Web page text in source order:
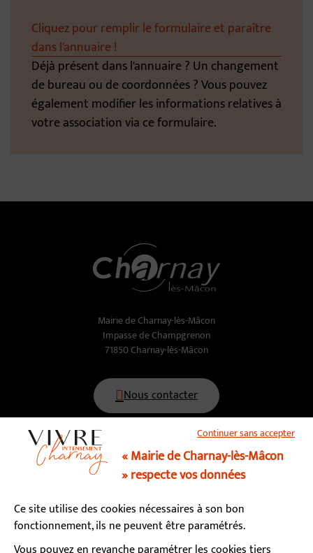
Cliquez pour remplir le formulaire et paraître
dans l'annuaire !
Déjà présent dans l'annuaire ? Un changement
de bureau ou de coordonnées ? Vous pouvez
également modifier les informations relatives à
votre association via ce formulaire.
Mairie de Charnay-lès-Mâcon
Impasse de Champgrenon
71850 Charnay-lès-Mâcon
Nous contacter
03 85 34 15 70
Lundi, mardi, mercredi, vendredi : 9h - 12h / 13h - 17h
Jeudi : fermé le matin / 13h - 17h
Samedi : 9h - 12h (permanence état-civil)
Continuer sans accepter
« Mairie de Charnay-lès-Mâcon
» respecte vos données
Ce site utilise des cookies nécessaires à son bon
fonctionnement, ils ne peuvent être paramétrés.